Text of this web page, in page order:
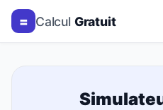
= Calcul Gratuit